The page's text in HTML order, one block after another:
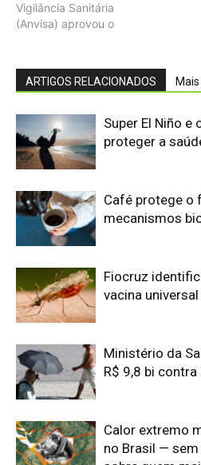
Vigilância Sanitária
(Anvisa) aprovou o
nesta segunda-feira (4).
Produzida pela empresa
é indicada para a
prevenção da doença do
trato respiratório inferior
causada pelo vírus
ARTIGOS RELACIONADOS
Super El Niño
proteger a
Café protege o
mecanismos
Fiocruz
vacina
Ministério da
R$ 9,8 bi contra
Calor extremo
no Brasil —